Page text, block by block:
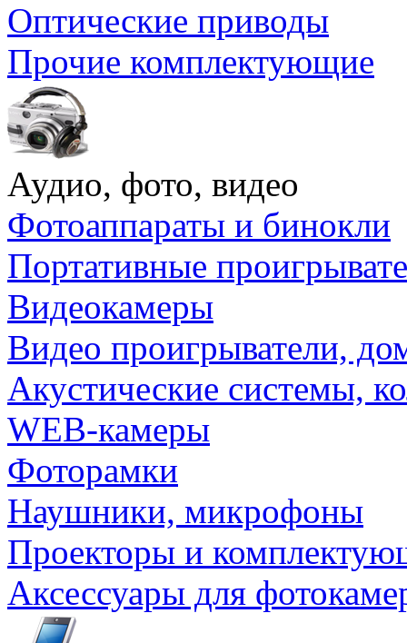
Оптические приводы
Прочие комплектующие
Аудио, фото, видео
Фотоаппараты и бинокли
Портативные
Видеокамеры
Видео проигрыватели,
Акустические системы,
WEB-камеры
Фоторамки
Наушники, микрофоны
Проекторы и
Аксессуары для